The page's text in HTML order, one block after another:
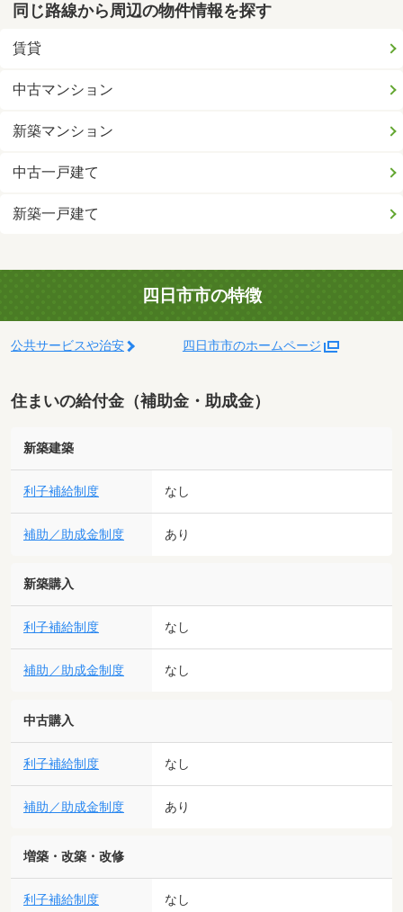
同じ路線から周辺の物件情報を探す
賃貸
中古マンション
新築マンション
中古一戸建て
新築一戸建て
四日市市の特徴
公共サービスや治安 四日市市のホームページ
住まいの給付金（補助金・助成金）
新築建築
利子補給制度 なし
補助／助成金制度 あり
新築購入
利子補給制度 なし
補助／助成金制度 なし
中古購入
利子補給制度 なし
補助／助成金制度 あり
増築・改築・改修
利子補給制度 なし